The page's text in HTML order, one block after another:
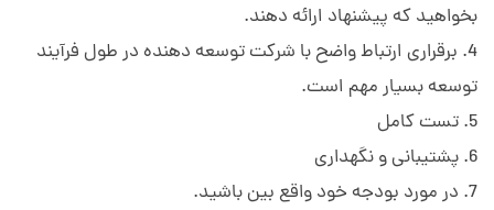
بخواهید که پیشنهاد ارائه دهند.
برقراری ارتباط واضح با شرکت توسعه دهنده در طول فرآیند
توسعه بسیار مهم است.
تست کامل
پشتیبانی و نگهداری
در مورد بودجه خود واقع بین باشید.